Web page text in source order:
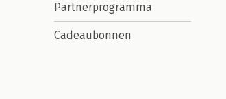
Partnerprogramma
Cadeaubonnen